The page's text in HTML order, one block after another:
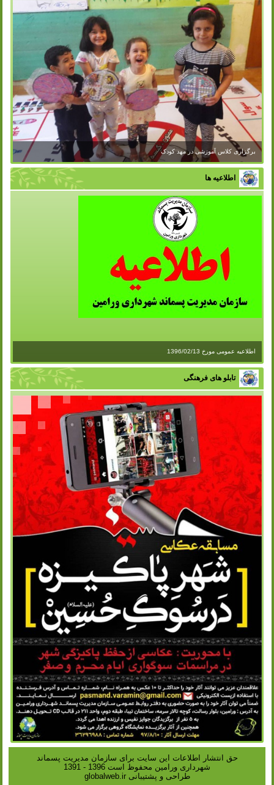
اطلاعیه ها
اطلاعیه عمومی مورخ 1396/02/13
تابلو های فرهنگی
حق انتشار اطلاعات این سایت براى سازمان مدیریت پسماند
شهردارى ورامین محفوظ است 1396 - 1391
طراحی و پشتیبانیglobalweb.ir